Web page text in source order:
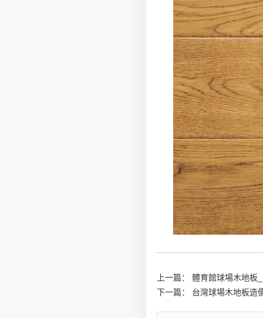
上一篇：
體育館球場木地板
下一篇：
台灣球場木地板造